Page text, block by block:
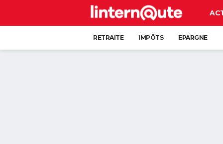
RETRAITE IMPÔTS EPARGNE